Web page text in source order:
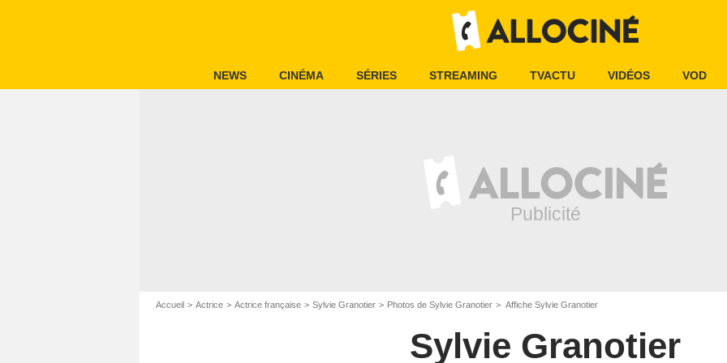
NEWS CINÉMA SÉRIES STREAMING TVACTU VIDÉOS VOD
Accueil Actrice Actrice française Sylvie Granotier Photos de Sylvie Granotier Affiche Sylvie Granotier
Sylvie Granotier